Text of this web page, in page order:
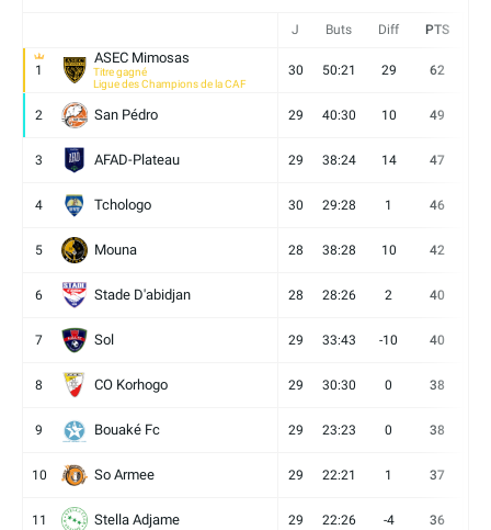
J Buts Diff PTS
1
ASEC Mimosas
Titre gagné
Ligue des Champions de la CAF
30 50:21 29 62
2 San Pédro 29 40:30 10 49
3 AFAD-Plateau 29 38:24 14 47
4 Tchologo 30 29:28 1 46
5 Mouna 28 38:28 10 42
6 Stade D'abidjan 28 28:26 2 40
7 Sol 29 33:43 -10 40
8 CO Korhogo 29 30:30 0 38
9 Bouaké Fc 29 23:23 0 38
10 So Armee 29 22:21 1 37
11 Stella Adjame 29 22:26 -4 36